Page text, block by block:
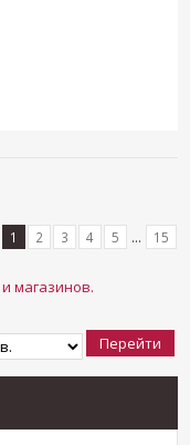
1 2 3 4 5 ... 15
магазинов.